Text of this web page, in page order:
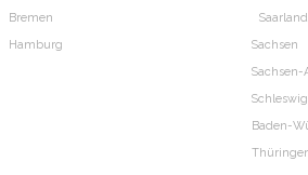
Bremen
Hamburg
Saarland
Sachsen
Sachsen-
Baden-